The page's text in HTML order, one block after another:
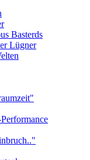
Basterds
Lügner